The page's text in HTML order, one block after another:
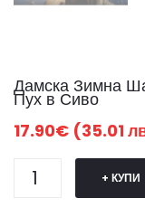
Дамска Зимна
Пух в Сиво
17.90€ (35.01
+ КУПИ